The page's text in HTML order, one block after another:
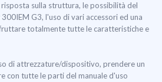
sulla struttura, le possibilità del
G3, l'uso di vari accessori ed una
totalmente tutte le caratteristiche e
di attrezzature/dispositivo, prendere un
con tutte le parti del manuale d'uso